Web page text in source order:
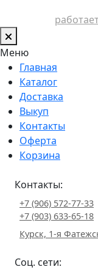
Меню
Главная
Каталог
Доставка
Выкуп
Контакты
Оферта
Корзина
Контакты:
+7 (906) 572-77-33
+7 (903) 633-65-18
Курск, 1-я
Соц. сети: